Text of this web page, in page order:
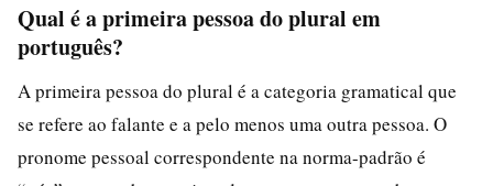
Qual é a primeira pessoa do plural em
português?
A primeira pessoa do plural é a categoria gramatical que
se refere ao falante e a pelo menos uma outra pessoa. O
pronome pessoal correspondente na norma-padrão é